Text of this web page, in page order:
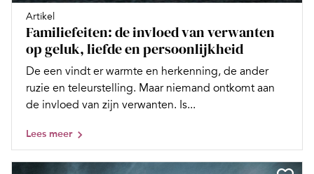
Artikel
Familiefeiten: de invloed van verwanten
op geluk, liefde en persoonlijkheid
De een vindt er warmte en herkenning, de ander
ruzie en teleurstelling. Maar niemand ontkomt aan
de invloed van zijn verwanten. Is...
Lees meer